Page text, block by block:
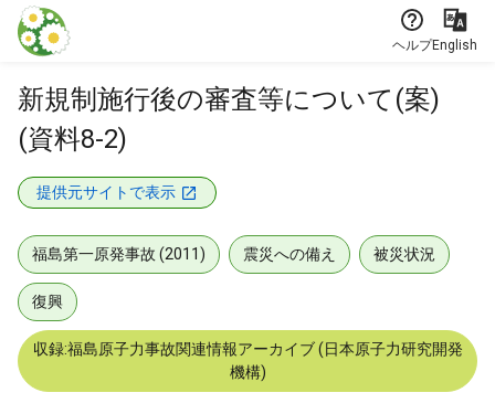
本文に飛ぶ
ヘルプEnglish
新規制施行後の審査等について(案)
(資料8-2)
提供元サイトで表示
福島第一原発事故 (2011) 震災への備え 被災状況
復興
収録:福島原子力事故関連情報アーカイブ (日本原子力研究開発
機構)